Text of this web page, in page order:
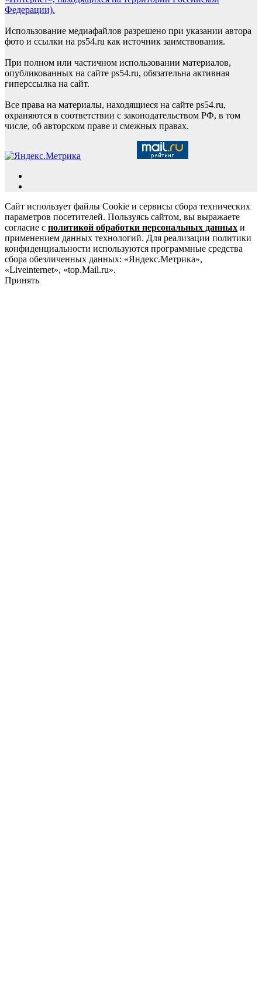
Федерации).
Использование медиафайлов разрешено при указании автора
фото и ссылки на ps54.ru как источник заимствования.
При полном или частичном использовании материалов,
опубликованных на сайте ps54.ru, обязательна активная
гиперссылка на сайт.
Все права на материалы, находящиеся на сайте ps54.ru,
охраняются в соответствии с законодательством РФ, в том
числе, об авторском праве и смежных правах.
Сайт использует файлы Cookie и сервисы сбора технических
параметров посетителей. Пользуясь сайтом, вы выражаете
согласие с политикой обработки персональных данных и
применением данных технологий. Для реализации политики
конфиденциальности используются программные средства
сбора обезличенных данных: «Яндекс.Метрика»,
«Liveinternet», «top.Mail.ru».
Принять